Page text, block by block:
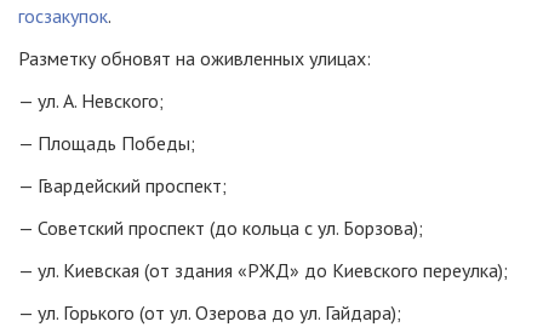
госзакупок.
Разметку обновят на оживленных улицах:
— ул. А. Невского;
— Площадь Победы;
— Гвардейский проспект;
— Советский проспект (до кольца с ул. Борзова);
— ул. Киевская (от здания «РЖД» до Киевского переулка);
— ул. Горького (от ул. Озерова до ул. Гайдара);